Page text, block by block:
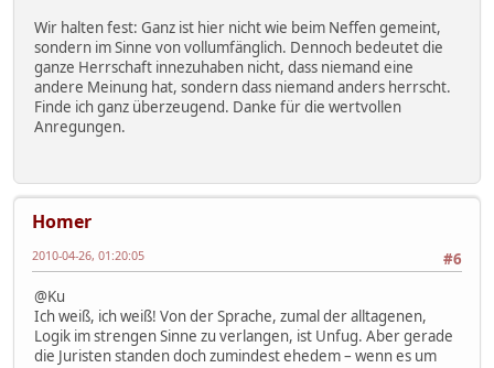
Wir halten fest: Ganz ist hier nicht wie beim Neffen gemeint,
sondern im Sinne von vollumfänglich. Dennoch bedeutet die
ganze Herrschaft innezuhaben nicht, dass niemand eine
andere Meinung hat, sondern dass niemand anders herrscht.
Finde ich ganz überzeugend. Danke für die wertvollen
Anregungen.
Homer
#6
2010-04-26, 01:20:05
@Ku
Ich weiß, ich weiß! Von der Sprache, zumal der alltagenen,
Logik im strengen Sinne zu verlangen, ist Unfug. Aber gerade
die Juristen standen doch zumindest ehedem – wenn es um